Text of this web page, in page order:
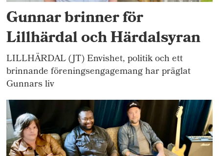
Gunnar brinner för
Lillhärdal och Härdalsyran
LILLHÄRDAL (JT) Envishet, politik och ett
brinnande föreningsengagemang har präglat
Gunnars liv